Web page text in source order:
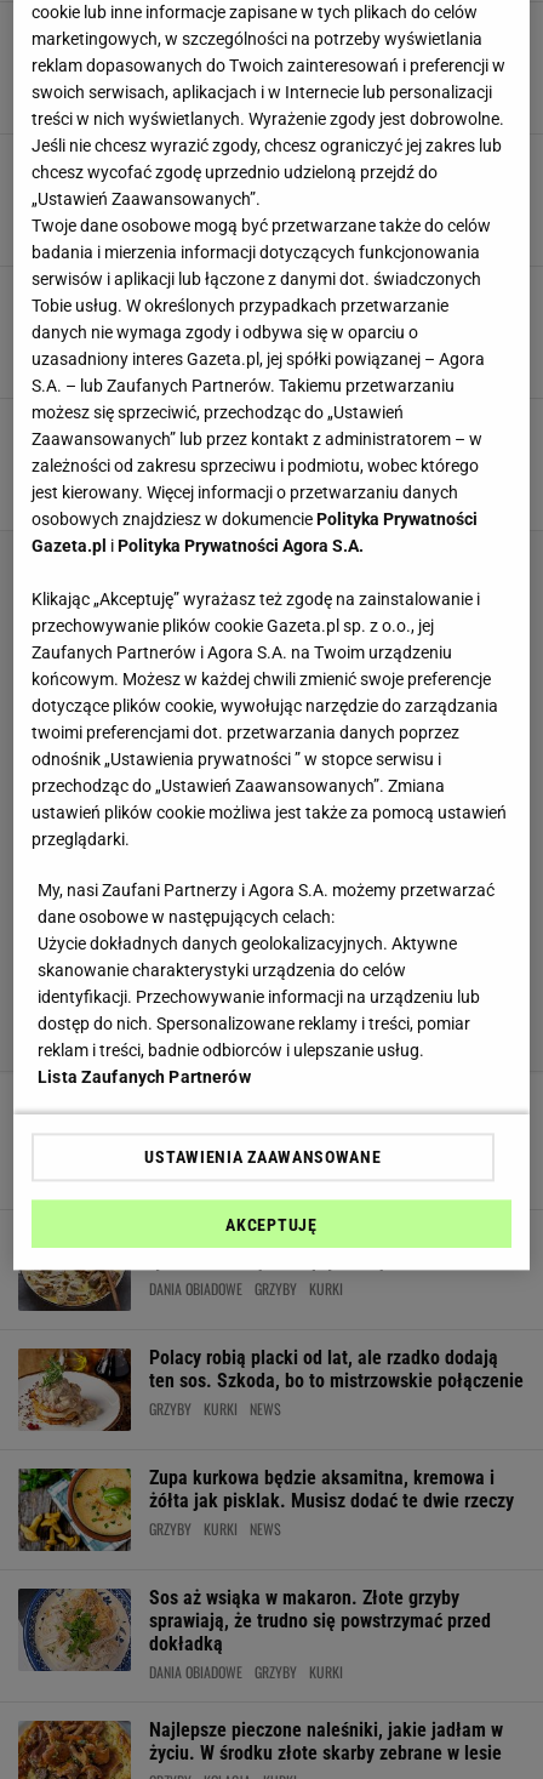
Co roku czekam, aż pojawią się w lesie i
faszeruję nimi pierogi. Każdy mówi, że są
lepsze niż ruskie
DANIA OBIADOWE GRZYBY JEDZENIE
Zupa kurkowa smakuje obłędnie dzięki
jednemu pieczonemu dodatkowi. Wrzucam go
na samym końcu
DANIA OBIADOWE GRZYBY JEDZENIE
Zamykam w słoikach, zanim sezon minie. Po 2
tygodniach są lepsze niż ogórki kiszone i
papryka
GRZYBY KURKI PRZEKĄSKI
Czerwcowy grzyb kusi Polaków. Ja wrzucam go
do garnka, dolewam to i robię najlepszą zupę
sezonu
DANIA OBIADOWE GRZYBY KURKI
Nie marynuję kurek w occie. Duszę je z tym
dodatkiem i zimą smakują jak świeże
GRZYBY KURKI PRZEKĄSKI
Nie smaż, nie marynuj. Złote grzyby podawaj w
DANIA OBIADOWE GRZYBY KURKI
Polacy robią placki od lat, ale rzadko dodają
ten sos. Szkoda, bo to mistrzowskie połączenie
GRZYBY KURKI NEWS
Zupa kurkowa będzie aksamitna, kremowa i
żółta jak pisklak. Musisz dodać te dwie rzeczy
GRZYBY KURKI NEWS
Sos aż wsiąka w makaron. Złote grzyby
sprawiają, że trudno się powstrzymać przed
dokładką
DANIA OBIADOWE GRZYBY KURKI
Najlepsze pieczone naleśniki, jakie jadłam w
życiu. W środku złote skarby zebrane w lesie
cookie lub inne informacje zapisane w tych plikach do celów
marketingowych, w szczególności na potrzeby wyświetlania
reklam dopasowanych do Twoich zainteresowań i preferencji w
swoich serwisach, aplikacjach i w Internecie lub personalizacji
treści w nich wyświetlanych. Wyrażenie zgody jest dobrowolne.
Jeśli nie chcesz wyrazić zgody, chcesz ograniczyć jej zakres lub
chcesz wycofać zgodę uprzednio udzieloną przejdź do
„Ustawień Zaawansowanych”.
Twoje dane osobowe mogą być przetwarzane także do celów
badania i mierzenia informacji dotyczących funkcjonowania
serwisów i aplikacji lub łączone z danymi dot. świadczonych
Tobie usług. W określonych przypadkach przetwarzanie
danych nie wymaga zgody i odbywa się w oparciu o
uzasadniony interes Gazeta.pl, jej spółki powiązanej – Agora
S.A. – lub Zaufanych Partnerów. Takiemu przetwarzaniu
możesz się sprzeciwić, przechodząc do „Ustawień
Zaawansowanych” lub przez kontakt z administratorem – w
zależności od zakresu sprzeciwu i podmiotu, wobec którego
jest kierowany. Więcej informacji o przetwarzaniu danych
osobowych znajdziesz w dokumenciePolityka Prywatności
Gazeta.pl iPolityka Prywatności Agora S.A.
Klikając „Akceptuję” wyrażasz też zgodę na zainstalowanie i
przechowywanie plików cookie Gazeta.pl sp. z o.o., jej
Zaufanych Partnerów i Agora S.A. na Twoim urządzeniu
końcowym. Możesz w każdej chwili zmienić swoje preferencje
dotyczące plików cookie, wywołując narzędzie do zarządzania
twoimi preferencjami dot. przetwarzania danych poprzez
odnośnik „Ustawienia prywatności ” w stopce serwisu i
przechodząc do „Ustawień Zaawansowanych”. Zmiana
ustawień plików cookie możliwa jest także za pomocą ustawień
przeglądarki.
My, nasi Zaufani Partnerzy i Agora S.A. możemy przetwarzać
dane osobowe w następujących celach:
Użycie dokładnych danych geolokalizacyjnych. Aktywne
skanowanie charakterystyki urządzenia do celów
identyfikacji. Przechowywanie informacji na urządzeniu lub
dostęp do nich. Spersonalizowane reklamy i treści, pomiar
reklam i treści, badnie odbiorców i ulepszanie usług.
Lista Zaufanych Partnerów
USTAWIENIA ZAAWANSOWANE
AKCEPTUJĘ